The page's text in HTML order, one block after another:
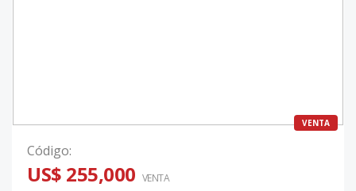
VENTA
Código:
US$ 255,000 VENTA